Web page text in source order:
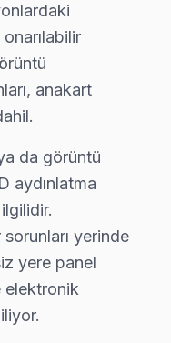
Özet
servisi konusunda
bozuk kalsın?
ihtiyaç
sıklıkla
tamir
Bayrampaşa
karşılaştığında ilk
anakart
da görüntü
aydınlatma
yerinde
yere panel
elektronik